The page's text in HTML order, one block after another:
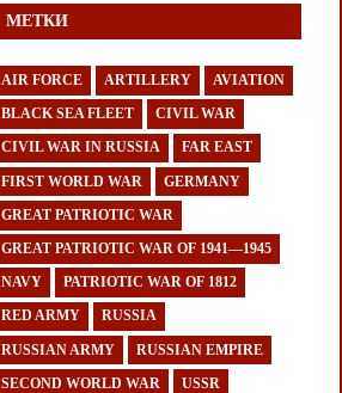
МЕТКИ
AIR FORCE ARTILLERY AVIATION
BLACK SEA FLEET CIVIL WAR
CIVIL WAR IN RUSSIA FAR EAST
FIRST WORLD WAR GERMANY
GREAT PATRIOTIC WAR
GREAT PATRIOTIC WAR OF 1941—1945
NAVY PATRIOTIC WAR OF 1812
RED ARMY RUSSIA
RUSSIAN ARMY RUSSIAN EMPIRE
SECOND WORLD WAR USSR